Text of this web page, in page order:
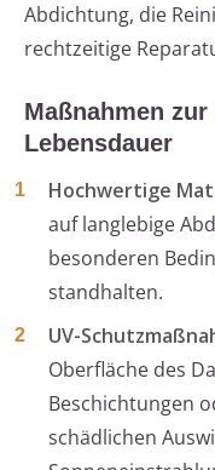
Abdichtung, die
rechtzeitige
Maßnahmen
Lebensdauer
Hochwertige
auf langlebige
besonderen
standhalten.
UV-
Oberfläche des
Beschichtungen
schädlichen